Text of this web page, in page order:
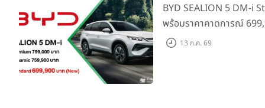
BYD SEALION 5 DM-i
พร้อมราคาคาดการณ์
ล่าสุดที่มีระยะขับขี่รวม
13 ก.ค. 69